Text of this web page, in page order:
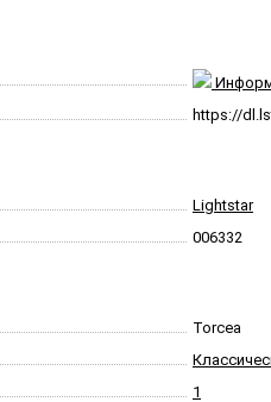
https://
Lightstar
006332
Torcea
1